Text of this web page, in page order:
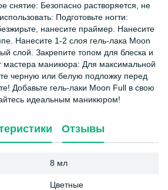
снятие: Безопасно растворяется, не
Подготовьте ногти:
нанесите праймер. Нанесите
Нанесите 1-2 слоя гель-лака Moon
слой. Закрепите топом для блеска и
мастера маникюра: Для максимальной
черную или белую подложку перед
Добавьте гель-лаки Moon Full в свою
идеальным маникюром!
Отзывы
8 мл
Цветные